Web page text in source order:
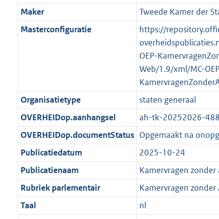
t
a
K
b
2
K
Maker
Tweede Kamer der
Masterconfiguratie
https://
OEP-
Web/1.9/xml/MC-
Organisatietype
staten generaal
OVERHEIDop.aanhangsel
ah-tk-20252026-
OVERHEIDop.documentStatus Opgemaakt na
Publicatiedatum
2025-10-24
Publicatienaam
Kamervragen
Rubriek parlementair
Kamervragen
Taal
nl